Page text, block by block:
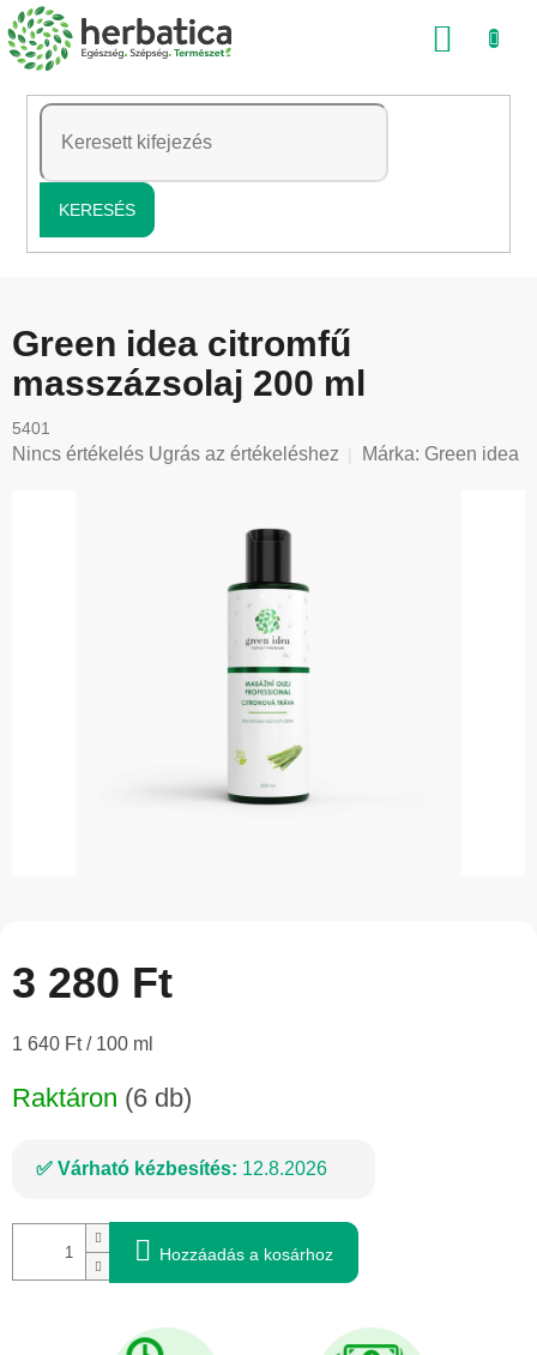
Ugrás
a
tartalomhoz
KERESÉS
Green idea citromfű
masszázsolaj 200 ml
5401
A
Nincs értékelés Ugrás az értékeléshez Márka: Green idea
3 280 Ft
Egységár:
1 640 Ft / 100 ml
Raktáron (6 db)
Várható kézbesítés: 12.8.2026
Hozzáadás a kosárhoz